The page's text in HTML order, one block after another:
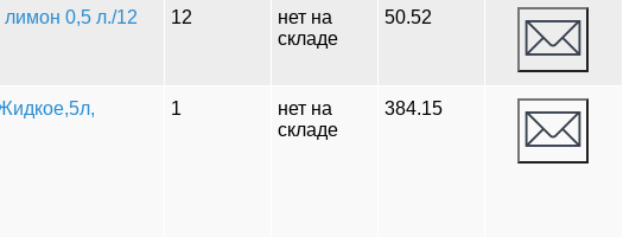
0,5 л./12
12
нет на
складе
50.52
1
нет на
складе
384.15